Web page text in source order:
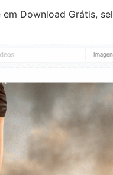
Download Grátis,